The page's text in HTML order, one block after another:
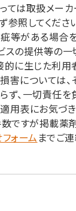
ては取扱メー
照してくださ
等がある場合
スの提供等の
的に生じた利
害については、
ず、一切責任を
用表にお気づ
数ですが掲載薬
ォーム までご